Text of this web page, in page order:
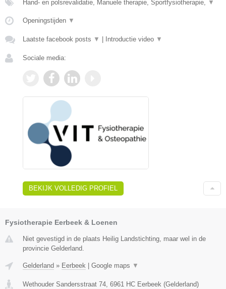
Hand- en polsrevalidatie, Manuele therapie, Sportfysiotherapie, ▼
Openingstijden ▼
Laatste facebook posts ▼ Introductie video ▼
Sociale media:
BEKIJK VOLLEDIG PROFIEL
Fysiotherapie Eerbeek & Loenen
Niet gevestigd in de plaats Heilig Landstichting, maar wel in de
provincie Gelderland.
Gelderland » Eerbeek | Google maps ▼
Wethouder Sandersstraat 74 6961 HC Eerbeek (Gelderland)